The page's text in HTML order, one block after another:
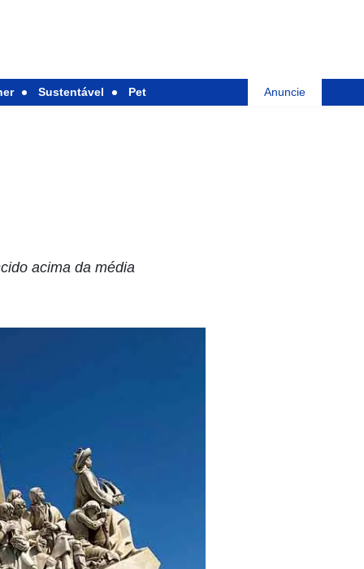
Sustentável Pet Anuncie
acima da média